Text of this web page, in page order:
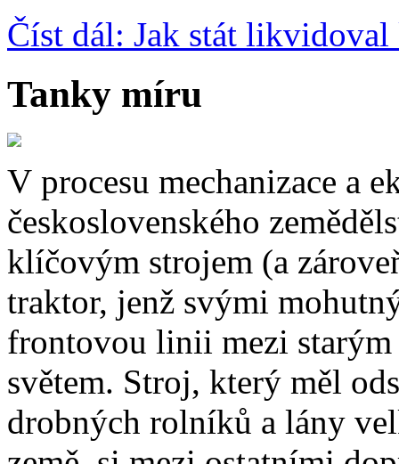
Číst dál: Jak stát likvidoval
Tanky míru
V procesu mechanizace a
československého
klíčovým strojem (a
traktor, jenž svými
frontovou linii mezi
světem. Stroj, který měl
drobných rolníků a lány